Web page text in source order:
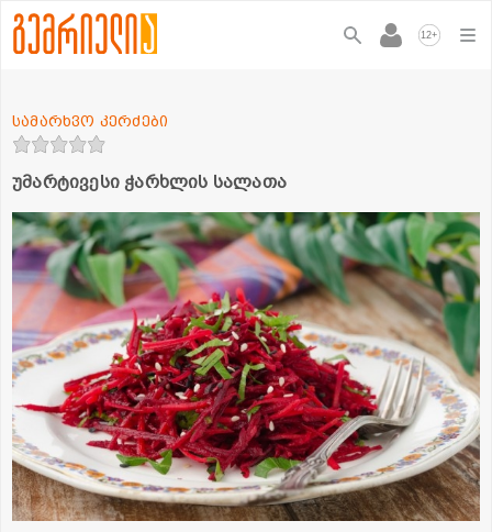
12+
უმარტივესი ჭარხლის სალათა
სამარხვო კერძები